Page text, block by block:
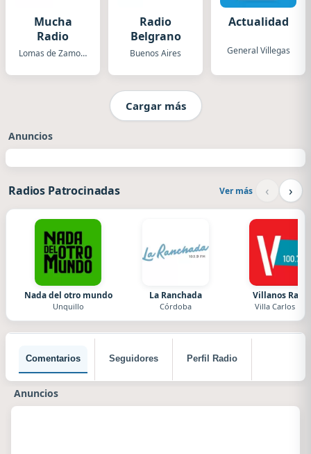
Mucha
Radio
Lomas de Zamora
Radio
Belgrano
Buenos Aires
Actualidad
General Villegas
Cargar más
Anuncios
Radios Patrocinadas Ver más ‹ ›
Nada del otro mundo
Unquillo
La Ranchada
Córdoba
Villanos
Villa Carlos Paz
Comentarios Seguidores Perfil Radio
Anuncios